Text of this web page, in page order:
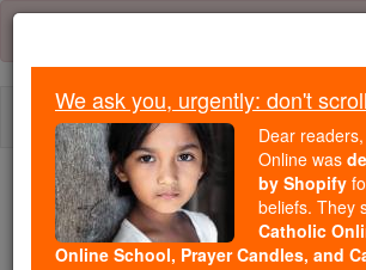
Skip
content
We ask you, urgently: don't scroll past
Dear readers,
We ask you, urgently: don't
Dear
Online was
by Shopify
beliefs. They
Catholic
Online School, Prayer Candles, and